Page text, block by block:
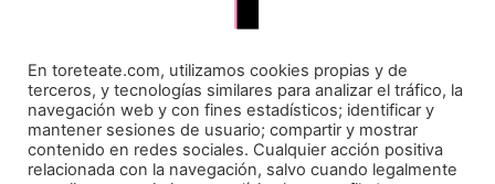
Toreteate Ⓒ 2023. Todos los derechos reservados
Diseñado porWelow Marketing
En toreteate.com, utilizamos cookies propias y de
terceros, y tecnologías similares para analizar el tráfico, la
navegación web y con fines estadísticos; identificar y
mantener sesiones de usuario; compartir y mostrar
contenido en redes sociales. Cualquier acción positiva
relacionada con la navegación, salvo cuando legalmente